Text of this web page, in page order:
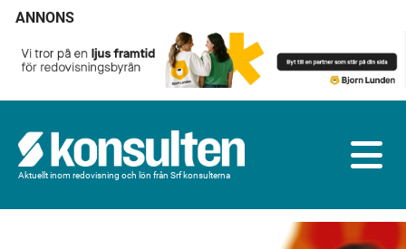
ANNONS
Aktuellt inom redovisning och lön från Srf konsulterna